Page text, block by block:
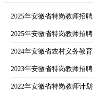
2025年安徽省特岗教师招
2025年安徽省特岗教师招
2024年安徽省农村义务教
2023年安徽省特岗教师招
2022年安徽省特岗教师计